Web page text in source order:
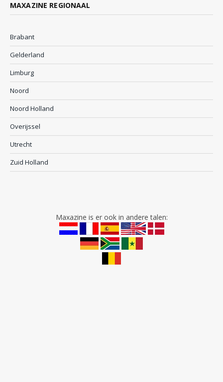
MAXAZINE REGIONAAL
Brabant
Gelderland
Limburg
Noord
Noord Holland
Overijssel
Utrecht
Zuid Holland
Maxazine is er ook in andere talen: